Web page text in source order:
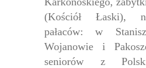
(Kościół Łaski),
pałaców: w
Wojanowie i
seniorów z